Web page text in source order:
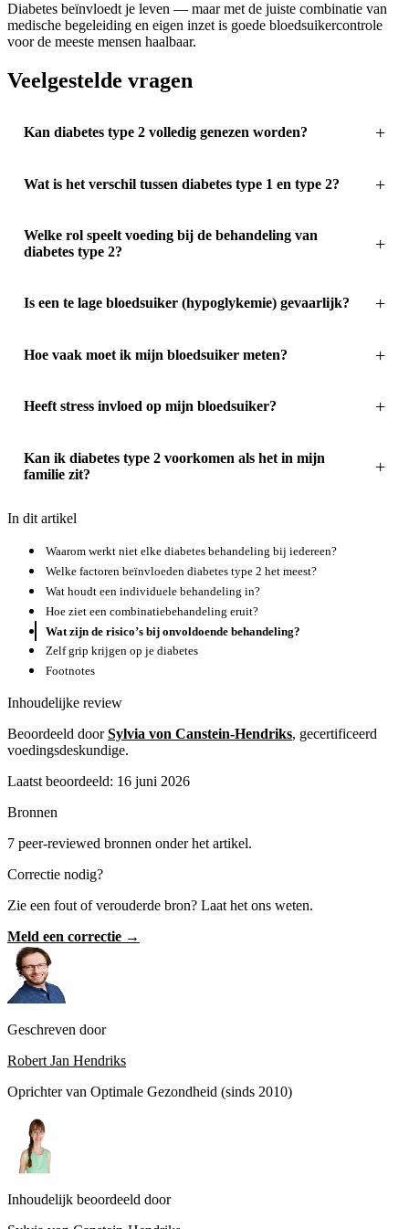
Diabetes beïnvloedt je leven — maar met de juiste combinatie van
medische begeleiding en eigen inzet is goede bloedsuikercontrole
voor de meeste mensen haalbaar.
Veelgestelde vragen
Kan diabetes type 2 volledig genezen worden?
Wat is het verschil tussen diabetes type 1 en type 2?
Welke rol speelt voeding bij de behandeling van
diabetes type 2?
Is een te lage bloedsuiker (hypoglykemie) gevaarlijk?
Hoe vaak moet ik mijn bloedsuiker meten?
Heeft stress invloed op mijn bloedsuiker?
Kan ik diabetes type 2 voorkomen als het in mijn
familie zit?
In dit artikel
Waarom werkt niet elke diabetes behandeling bij iedereen?
Welke factoren beïnvloeden diabetes type 2 het meest?
Wat houdt een individuele behandeling in?
Hoe ziet een combinatiebehandeling eruit?
Wat zijn de risico’s bij onvoldoende behandeling?
Zelf grip krijgen op je diabetes
Footnotes
Inhoudelijke review
Beoordeeld doorSylvia von Canstein-Hendriks, gecertificeerd
voedingsdeskundige.
Laatst beoordeeld: 16 juni 2026
Bronnen
7 peer-reviewed bronnen onder het artikel.
Correctie nodig?
Zie een fout of verouderde bron? Laat het ons weten.
Meld een correctie →
Geschreven door
Robert Jan Hendriks
Oprichter van Optimale Gezondheid (sinds 2010)
Inhoudelijk beoordeeld door